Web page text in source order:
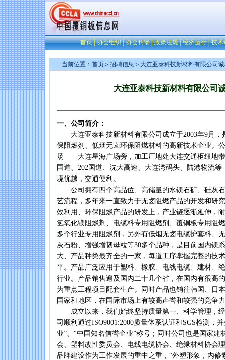
首页│协会组织│协会刊物│政策法规│经济运行│技术
当前位置： 首页 ＞ 招聘信息 ＞大连亚泰科技新材料有限公司
大连亚泰科技新材料有限公司
一、公司简介：
大连亚泰科技新材料有限公司成立于2003年9月，
保阻燃剂、低烟无卤环保阻燃材料的高新技术企业。
场——大连星海广场旁，加工厂地处大连交通枢纽地
国道、202国道、沈大高速、大连湾码头、陆港物流
境优越，交通便利。
公司拥有四个高品位、高储量的水镁石矿、硅灰石
艺流程，多年来一直致力于无卤阻燃产品的开发和研
效利用、环保阻燃产品的研发上，产业链逐渐延伸，
氢氧化镁阻燃剂、电缆料专用阻燃剂、覆铜板专用阻
多个行业专用阻燃剂，另外有低烟无卤电缆护套料、
灰石粉、增强增韧母粒等30多个品种，是目前国内镁
大、产品种类最齐全的一家，每道工序掌握完整的技
平。产品广泛应用于塑料、橡胶、电线电缆、建材、
行业。产品销售遍及国内二十几个省，在国内有很高
为重点工程项目配套生产。同时产品也销往韩国、日
国家和地区，在国际市场上有较高声誉和较强的竞争
成立以来，我们始终坚持质量第一、科学管理，经
司顺利通过ISO9001:2000质量体系认证和SGS检测，
业”、“中国知名信誉企业”称号；同时公司也是国家建
会、塑料改性委员会、电线电缆协会、绝缘材料协会
品牌建设作为工作发展的重中之重，“外塑形象，内修